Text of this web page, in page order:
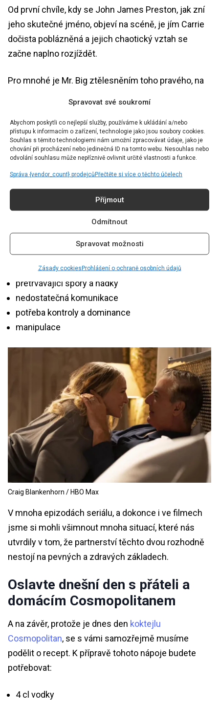
Spravovat své soukromí
Abychom poskytli co nejlepší služby, používáme k ukládání a/nebo
přístupu k informacím o zařízení, technologie jako jsou soubory cookies.
Souhlas s těmito technologiemi nám umožní zpracovávat údaje, jako je
chování při procházení nebo jedinečná ID na tomto webu. Nesouhlas nebo
odvolání souhlasu může nepříznivě ovlivnit určité vlastnosti a funkce.
Správa {vendor_count} prodejcůPřečtěte si více o těchto účelech
Příjmout
Odmítnout
Spravovat možnosti
Zásady cookiesProhlášení o ochraně osobních údajů
Od první chvíle, kdy se John James Preston, jak zní
jeho skutečné jméno, objeví na scéně, je jím Carrie
dočista poblázněná a jejich chaotický vztah se
začne naplno rozjíždět.
Pro mnohé je Mr. Big ztělesněním toho pravého, na
ignorovat. Ačkoliv si mají diváci myslet, že tito dva
pro sebe byli stvořeni, z dynamiky jejich vztahu
bychom si příklad brát rozhodně neměli. V moderní
Božský mají, byste mohli počítat na prstech několika
rukou. Mezi známky toxického vztahu se totiž podle
pocity nedostatečnosti, které ve vás vyvolává váš
partner
přetrvávající spory a hádky
nedostatečná komunikace
potřeba kontroly a dominance
manipulace
Craig Blankenhorn / HBO Max
V mnoha epizodách seriálu, a dokonce i ve filmech
jsme si mohli všimnout mnoha situací, které nás
utvrdily v tom, že partnerství těchto dvou rozhodně
nestojí na pevných a zdravých základech.
Oslavte dnešní den s přáteli a
domácím Cosmopolitanem
A na závěr, protože je dnes den koktejlu
Cosmopolitan, se s vámi samozřejmě musíme
podělit o recept. K přípravě tohoto nápoje budete
potřebovat:
4 cl vodky